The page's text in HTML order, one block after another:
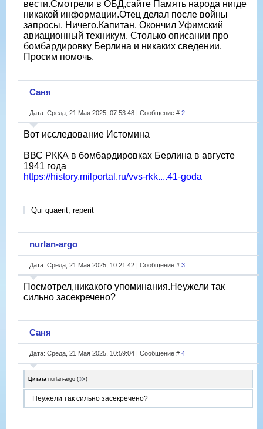
вести.Смотрели в ОБД,сайте Память народа нигде
никакой информации.Отец делал после войны
запросы. Ничего.Капитан. Окончил Уфимский
авиационный техникум. Столько описании про
бомбардировку Берлина и никаких сведении.
Просим помочь.
Саня
Дата: Среда, 21 Мая 2025, 07:53:48 | Сообщение # 2
Вот исследование Истомина
ВВС РККА в бомбардировках Берлина в августе
1941 года
https://history.milportal.ru/vvs-rkk....41-goda
Qui quaerit, reperit
nurlan-argo
Дата: Среда, 21 Мая 2025, 10:21:42 | Сообщение # 3
Посмотрел,никакого упоминания.Неужели так
сильно засекречено?
Саня
Дата: Среда, 21 Мая 2025, 10:59:04 | Сообщение # 4
Цитата nurlan-argo ( )
Неужели так сильно засекречено?